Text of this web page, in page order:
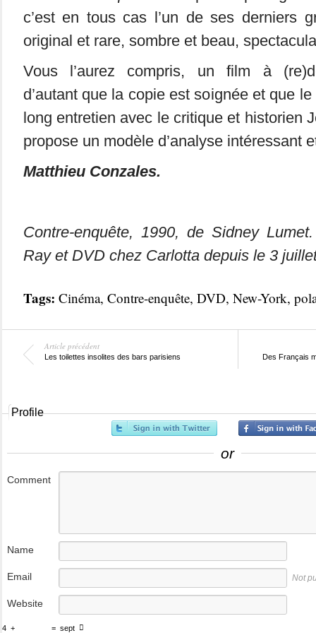
c’est en tous cas l’un de ses derniers
original et rare, sombre et beau,
Vous l’aurez compris, un film à
d’autant que la copie est soignée et que
long entretien avec le critique et historien
propose un modèle d’analyse intéressant
Matthieu Conzales.
Contre-enquête, 1990, de Sidney
Ray et DVD chez Carlotta depuis le 3
Tags: Cinéma, Contre-enquête, DVD, New-York,
Article précédent
Les toilettes insolites des bars parisiens Des Français
Profile
or
Comment
Name
Email Not
Website
4 + = sept